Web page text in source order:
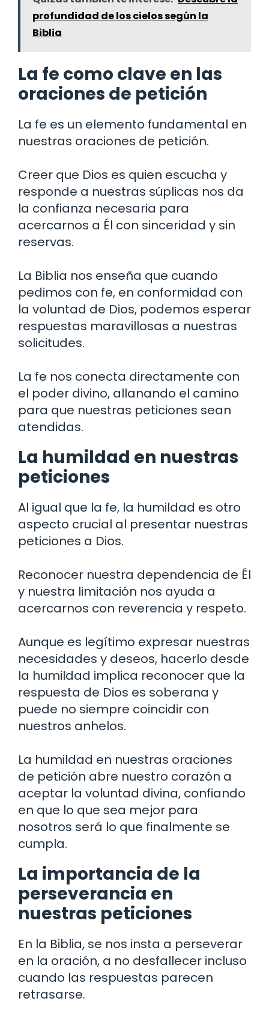
profundidad de los cielos según la
Biblia
La fe como clave en las
oraciones de petición
La fe es un elemento fundamental en
nuestras oraciones de petición.
Creer que Dios es quien escucha y
responde a nuestras súplicas nos da
la confianza necesaria para
acercarnos a Él con sinceridad y sin
reservas.
La Biblia nos enseña que cuando
pedimos con fe, en conformidad con
la voluntad de Dios, podemos esperar
respuestas maravillosas a nuestras
solicitudes.
La fe nos conecta directamente con
el poder divino, allanando el camino
para que nuestras peticiones sean
atendidas.
La humildad en nuestras
peticiones
Al igual que la fe, la humildad es otro
aspecto crucial al presentar nuestras
peticiones a Dios.
Reconocer nuestra dependencia de Él
y nuestra limitación nos ayuda a
acercarnos con reverencia y respeto.
Aunque es legítimo expresar nuestras
necesidades y deseos, hacerlo desde
la humildad implica reconocer que la
respuesta de Dios es soberana y
puede no siempre coincidir con
nuestros anhelos.
La humildad en nuestras oraciones
de petición abre nuestro corazón a
aceptar la voluntad divina, confiando
en que lo que sea mejor para
nosotros será lo que finalmente se
cumpla.
La importancia de la
perseverancia en
nuestras peticiones
En la Biblia, se nos insta a perseverar
en la oración, a no desfallecer incluso
cuando las respuestas parecen
retrasarse.